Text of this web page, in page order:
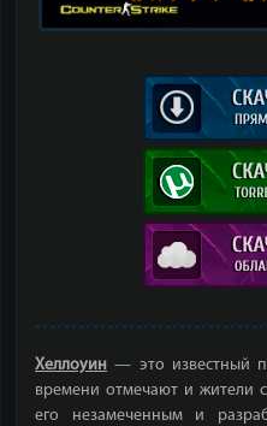
Хеллоуин — это известный
времени отмечают и жители
его незамеченным и